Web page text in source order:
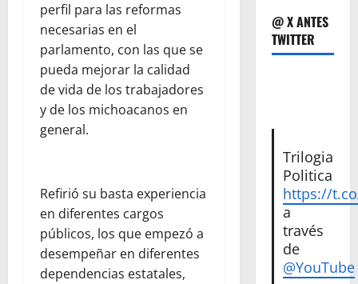
perfil para las reformas
necesarias en el
parlamento, con las que se
pueda mejorar la calidad
de vida de los trabajadores
y de los michoacanos en
general.
Refirió su basta experiencia
en diferentes cargos
públicos, los que empezó a
desempeñar en diferentes
dependencias estatales,
@ X ANTES
TWITTER
Trilogia
Politica
https://
a
través
de
@YouTube